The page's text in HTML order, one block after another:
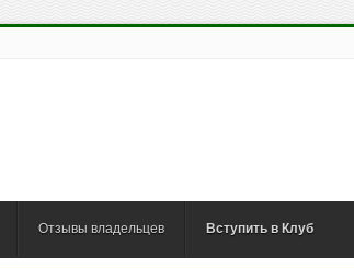
Отзывы владельцев Вступить в Клуб